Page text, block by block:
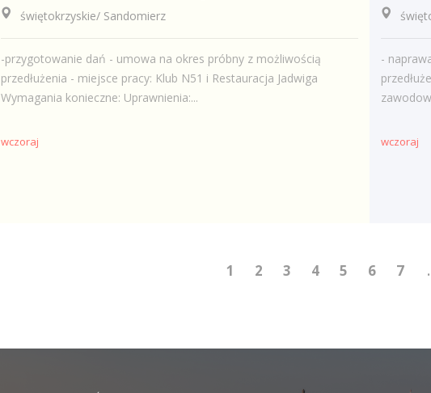
świętokrzyskie/ Sandomierz
-przygotowanie dań - umowa na okres próbny z możliwością
przedłużenia - miejsce pracy: Klub N51 i Restauracja Jadwiga
Wymagania konieczne: Uprawnienia:...
wczoraj
-
wczoraj
1 2 3 4 5 6 7